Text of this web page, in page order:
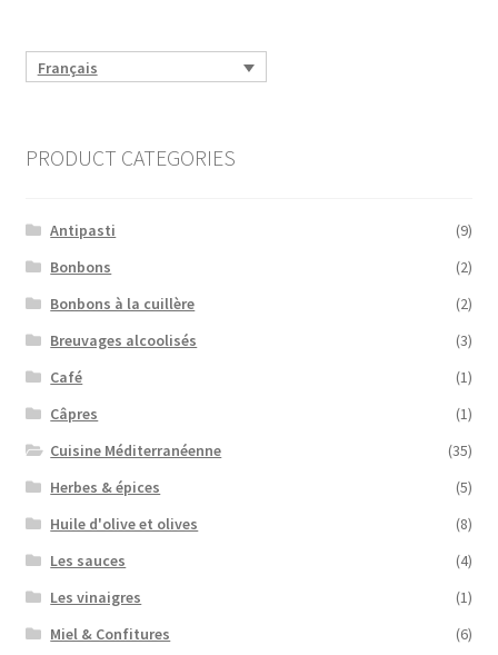
Français
PRODUCT CATEGORIES
Antipasti
(9)
Bonbons
(2)
Bonbons à la cuillère
(2)
Breuvages alcoolisés
(3)
Café
(1)
Câpres
(1)
Cuisine Méditerranéenne
(35)
Herbes & épices
(5)
Huile d'olive et olives
(8)
Les sauces
(4)
Les vinaigres
(1)
Miel & Confitures
(6)